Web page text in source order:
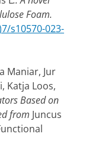
Foam.
s10570-023-
Maniar, Jur
Katja Loos,
Based on
from Juncus